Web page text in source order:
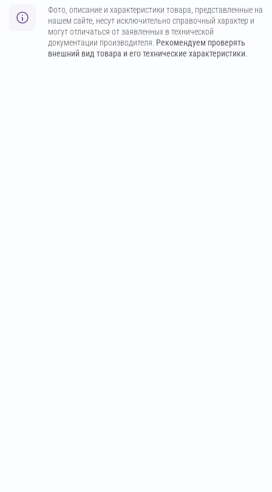
Фото, описание и характеристики товара, представленные на
нашем сайте, несут исключительно справочный характер и
могут отличаться от заявленных в технической
документации производителя. Рекомендуем проверять
внешний вид товара и его технические характеристики.